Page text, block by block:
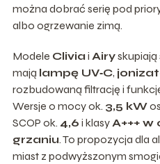
można dobrać serię pod
albo ogrzewanie zimą.
Modele Clivia i Airyskupiają
mają lampę UV‑C,
rozbudowaną filtrację i
Wersje o mocy ok. 3,5 kW
SCOP ok. 4,6 i klasyA+++ w
grzaniu. To propozycja dla
miast z podwyższonym